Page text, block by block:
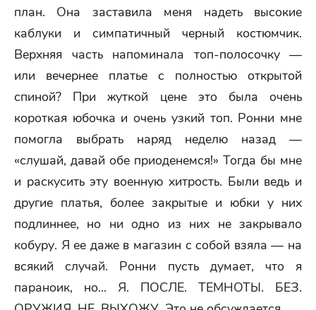
план. Она заставила меня надеть высокие
каблуки и симпатичный черный костюмчик.
Верхняя часть напоминала топ-полосочку —
или вечернее платье с полностью открытой
спиной? При жуткой цене это была очень
короткая юбочка и очень узкий топ. Ронни мне
помогла выбрать наряд неделю назад —
«слушай, давай обе приоденемся!» Тогда бы мне
и раскусить эту военную хитрость. Были ведь и
другие платья, более закрытые и юбки у них
подлиннее, но ни одно из них не закрывало
кобуру. Я ее даже в магазин с собой взяла — на
всякий случай. Ронни пусть думает, что я
параноик, но... Я. ПОСЛЕ. ТЕМНОТЫ. БЕЗ.